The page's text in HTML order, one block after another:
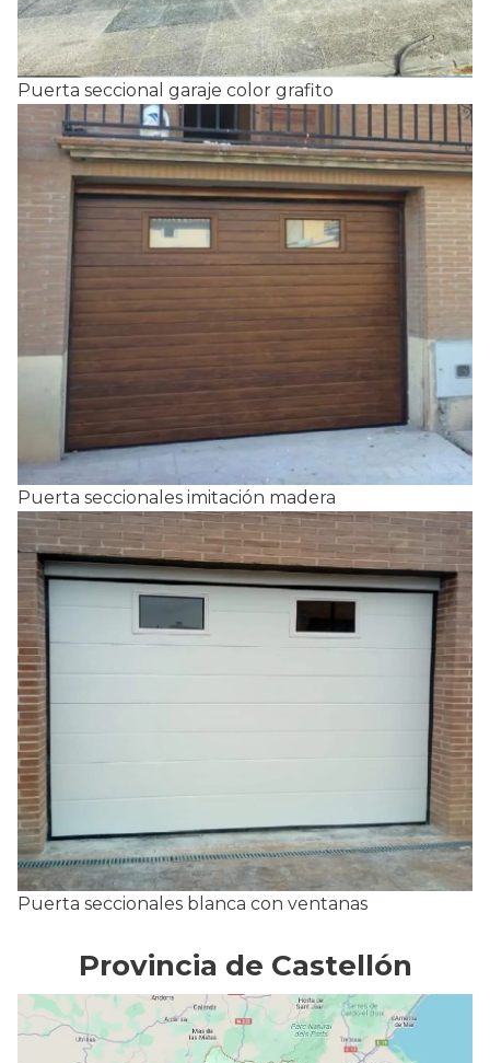
Puerta seccional garaje color grafito
Puerta seccionales imitación madera
Puerta seccionales blanca con ventanas
Provincia de Castellón